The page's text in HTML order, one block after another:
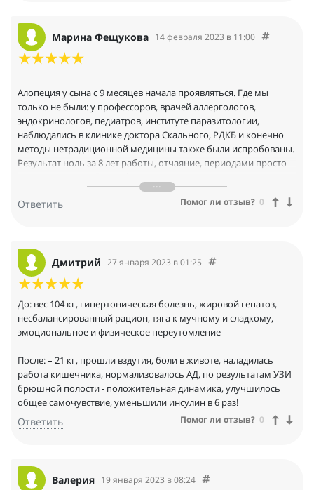
Мое состояние можно было сравнить с образом задумчивого
парня, озадаченно смотрящего вдаль с прищуром и при этом
ничего не понимающего.
Марина Фещукова 14 февраля 2023 в 11:00
Алопеция у сына с 9 месяцев начала проявляться. Где мы
только не были: у профессоров, врачей аллергологов,
эндокринологов, педиатров, институте паразитологии,
наблюдались в клинике доктора Скального, РДКБ и конечно
методы нетрадиционной медицины также были испробованы.
Результат ноль за 8 лет работы, отчаяние, периодами просто
комплексно можно воздействовать на проблему, а не просто
пропить витамины для восполнения дефицитов, эти витамины
слушать её часами, плюс из-за Аювердического уклона и
детского коучинга
За год работы, появились высокие результаты:
- Алопеции нет
- Наладили работу ЖКТ
- Ремиссия по аллергии
Отдельная благодарность институту, что на детском коучинге
учили грамотно выстраивать рацион детей разных возрастов,
не делая акцент на баночках с БАД. Так же очень быстро
привела себя в форму после последних родов, повысила
уровень энергии и мотивации, жизнь заиграла новыми
красками, когда узнала, что такая прекрасная профессия
Ответить Помог ли отзыв? 0
Дмитрий 27 января 2023 в 01:25
До: вес 104 кг, гипертоническая болезнь, жировой гепатоз,
несбалансированный рацион, тяга к мучному и сладкому,
эмоциональное и физическое переутомление
После: – 21 кг, прошли вздутия, боли в животе, наладилась
работа кишечника, нормализовалось АД, по результатам УЗИ
брюшной полости - положительная динамика, улучшилось
общее самочувствие, уменьшили инсулин в 6 раз!
Ответить Помог ли отзыв? 0
Валерия 19 января 2023 в 08:24